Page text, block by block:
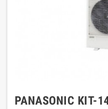
PANASONIC KIT-